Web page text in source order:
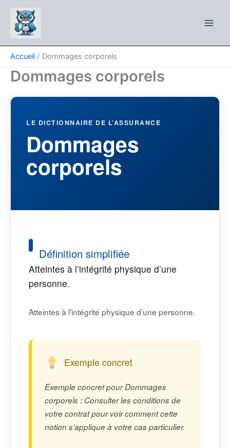
contenu
Accueil Dommages corporels
Dommages corporels
LE DICTIONNAIRE DE L’ASSURANCE
Dommages
corporels
Définition simplifiée
Atteintes à l’intégrité physique d’une
personne.
Atteintes à l’intégrité physique d’une personne.
Exemple concret
Exemple concret pour Dommages
corporels : Consulter les conditions de
votre contrat pour voir comment cette
notion s’applique à votre cas particulier.